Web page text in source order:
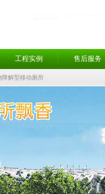
工程实例 售后服务
降解型移动厕所